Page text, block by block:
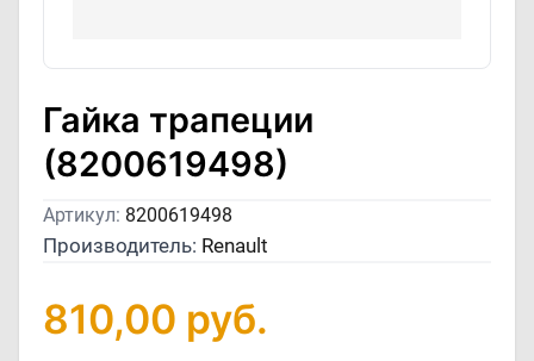
Гайка трапеции
(8200619498)
Артикул: 8200619498
Производитель: Renault
810,00 руб.